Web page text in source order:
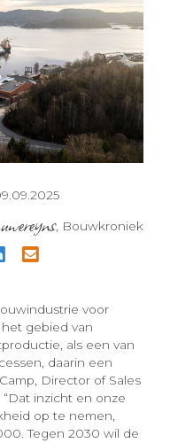
, Bouwkroniek
voor
gebied van
als een van
daarin een
Director of Sales
inzicht en onze
op te nemen,
Tegen 2030 wil de